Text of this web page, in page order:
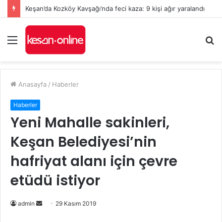
Keşan’da Kozköy Kavşağı’nda feci kaza: 9 kişi ağır yaralandı
Menü
...
Anasayfa / Haberler
Haberler
Yeni Mahalle sakinleri,
Keşan Belediyesi’nin
hafriyat alanı için çevre
etüdü istiyor
admin
Bir
29 Kasım 2019